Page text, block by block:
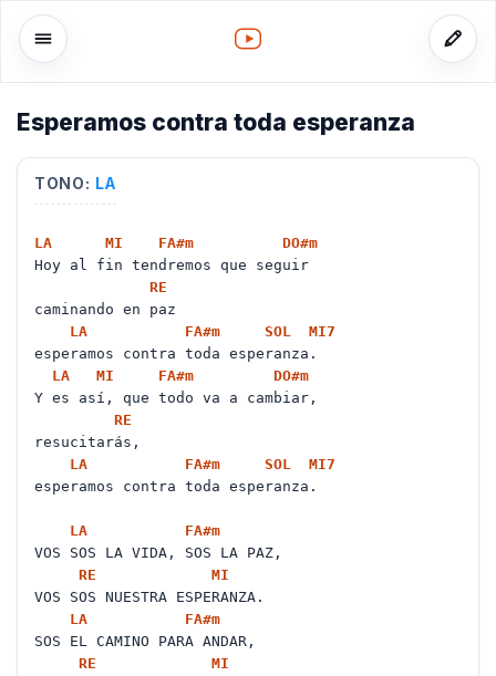
Esperamos contra toda esperanza
TONO: LA
LA MI FA#m DO#m
Hoy al fin tendremos que seguir
RE
caminando en paz
LA
FA#m SOL MI7
esperamos contra toda esperanza.
LA
MI FA#m DO#m
Y es así, que todo va a cambiar,
RE
resucitarás,
LA
FA#m SOL MI7
esperamos contra toda esperanza.
LA FA#m
VOS SOS LA VIDA, SOS LA PAZ,
RE
MI
VOS SOS NUESTRA ESPERANZA.
LA
FA#m
SOS EL CAMINO PARA ANDAR,
RE
MI